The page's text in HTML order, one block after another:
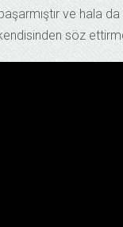
ve hala da
söz